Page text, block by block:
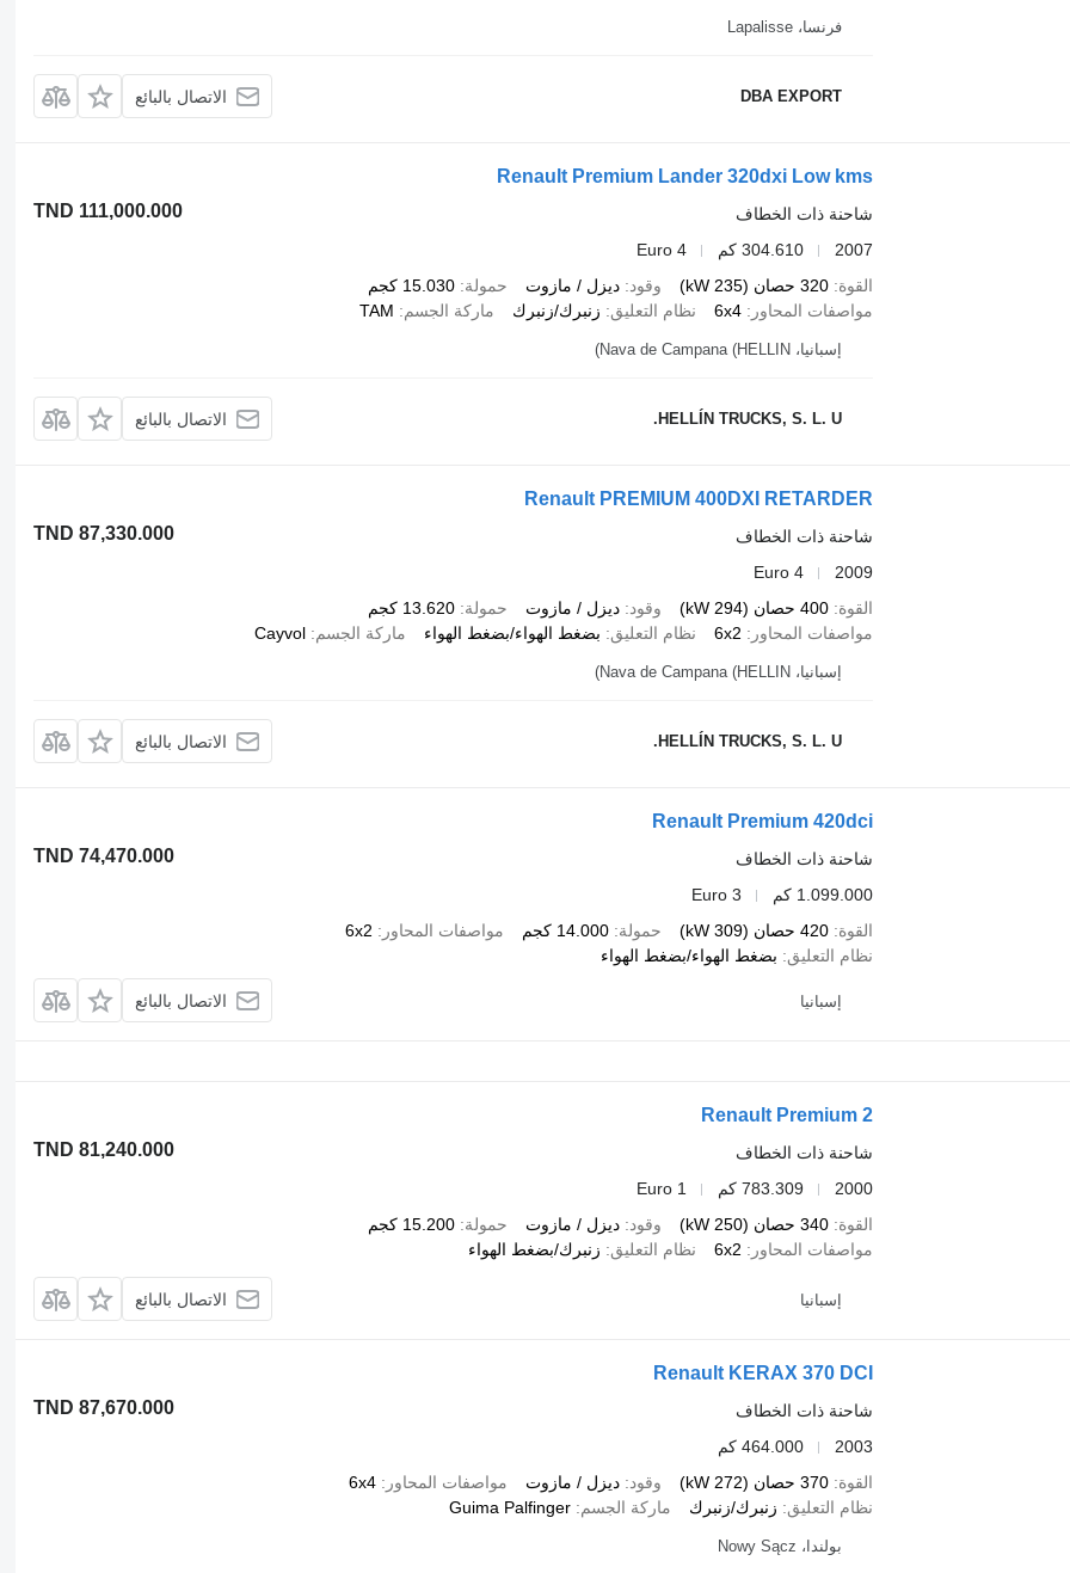
فرنسا، Lapalisse
DBA EXPORT الاتصال بالبائع
Renault Premium Lander 320dxi Low kms
TND 111,000.000
شاحنة ذات الخطاف
2007
304.610 كم
Euro 4
القوة 320 حصان (235 kW) وقود ديزل / مازوت حمولة 15.030 كجم
مواصفات المحاور
6x4 نظام التعليق زنبرك/زنبرك ماركة الجسم TAM
إسبانيا، Nava de Campana (HELLIN)
HELLÍN TRUCKS, S. L. U. الاتصال بالبائع
Renault PREMIUM 400DXI RETARDER
TND 87,330.000
شاحنة ذات الخطاف
2009
Euro 4
القوة 400 حصان (294 kW) وقود ديزل / مازوت حمولة 13.620 كجم
مواصفات المحاور
6x2 نظام التعليق بضغط الهواء/بضغط الهواء ماركة الجسم Cayvol
إسبانيا، Nava de Campana (HELLIN)
HELLÍN TRUCKS, S. L. U. الاتصال بالبائع
Renault Premium 420dci
TND 74,470.000
شاحنة ذات الخطاف
1.099.000 كم
Euro 3
القوة 420 حصان (309 kW) حمولة 14.000 كجم مواصفات المحاور
6x2
نظام التعليق
بضغط الهواء/بضغط الهواء
إسبانيا الاتصال بالبائع
Renault Premium 2
TND 81,240.000
شاحنة ذات الخطاف
2000
783.309 كم
Euro 1
القوة 340 حصان (250 kW) وقود ديزل / مازوت حمولة 15.200 كجم
مواصفات المحاور
6x2 نظام التعليق زنبرك/بضغط الهواء
إسبانيا الاتصال بالبائع
Renault KERAX 370 DCI
TND 87,670.000
شاحنة ذات الخطاف
2003
464.000 كم
القوة 370 حصان (272 kW) وقود ديزل / مازوت مواصفات المحاور
6x4
نظام التعليق
زنبرك/زنبرك ماركة الجسم Guima Palfinger
بولندا، Nowy Sącz